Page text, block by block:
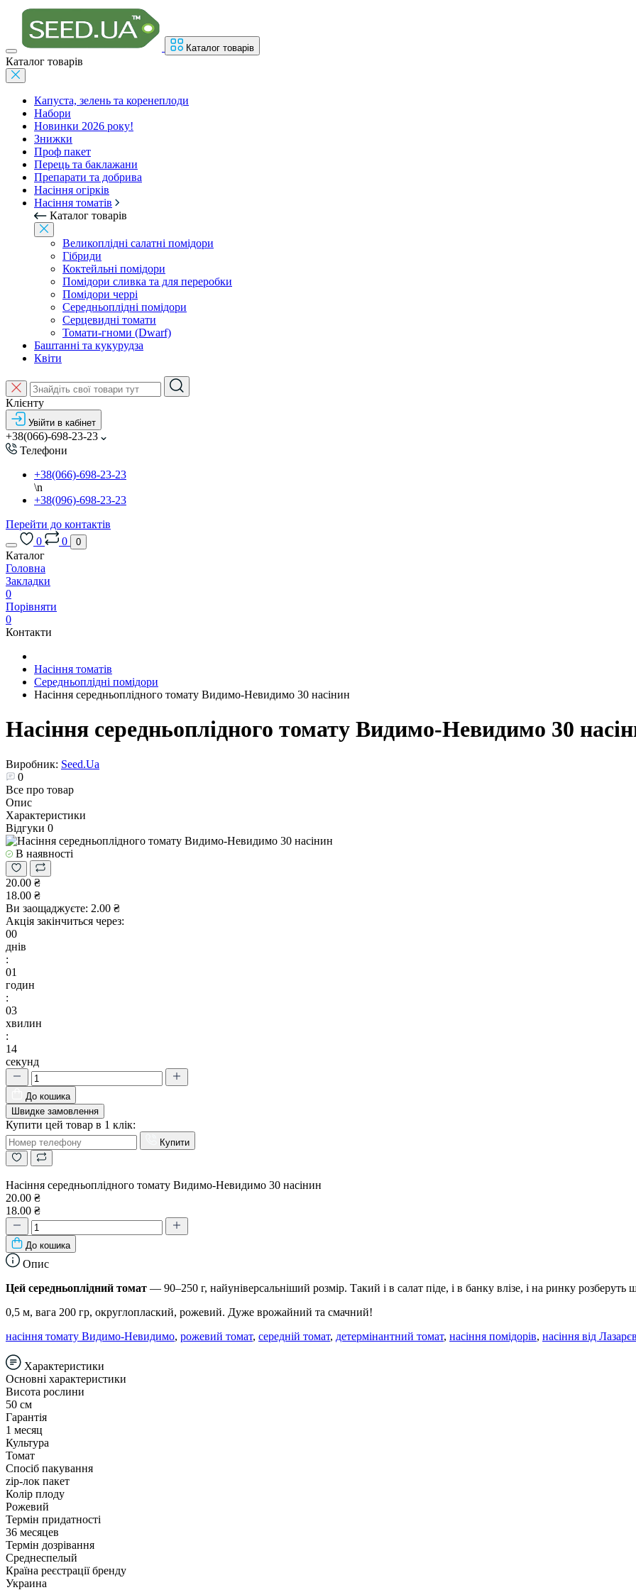
Каталог товарів
Каталог товарів
Капуста, зелень та коренеплоди
Набори
Новинки 2026 року!
Знижки
Проф пакет
Перець та баклажани
Препарати та добрива
Насіння огірків
Насіння томатів
Каталог товарів
Великоплідні салатні помідори
Гібриди
Коктейльні помідори
Помідори сливка та для переробки
Помідори черрі
Середньоплідні помідори
Серцевидні томати
Томати-гноми (Dwarf)
Баштанні та кукурудза
Квіти
Клієнту
Увійти в кабінет
+38(066)-698-23-23
Телефони
+38(066)-698-23-23
\n
+38(096)-698-23-23
Перейти до контактів
0
0 0
Каталог
Головна
Закладки
0
Порівняти
0
Контакти
Насіння томатів
Середньоплідні помідори
Насіння середньоплідного томату Видимо-Невидимо 30 насінин
Насіння середньоплідного томату Видимо-Невидимо 30
Виробник: Seed.Ua
0
Все про товар
Опис
Характеристики
Відгуки 0
В наявності
20.00 ₴
18.00 ₴
Ви заощаджуєте: 2.00 ₴
Акція закінчиться через:
00
днів
:
01
годин
:
03
хвилин
:
14
секунд
До кошика
Швидке замовлення
Купити цей товар в 1 клік:
Купити
Насіння середньоплідного томату Видимо-Невидимо 30 насінин
20.00 ₴
18.00 ₴
До кошика
Опис
Цей середньоплідний томат — 90–250 г, найуніверсальніший розмір. Такий і в салат піде, і в банку влізе, і на ринку розберуть
0,5 м, вага 200 гр, округлоплаский, рожевий. Дуже врожайний та смачний!
насіння томату Видимо-Невидимо, рожевий томат, середній томат, детермінантний томат, насіння помідорів, насіння від
Характеристики
Основні характеристики
Висота рослини
50 см
Гарантія
1 месяц
Культура
Томат
Спосіб пакування
zip-лок пакет
Колір плоду
Рожевий
Термін придатності
36 месяцев
Термін дозрівання
Среднеспелый
Країна реєстрації бренду
Украина